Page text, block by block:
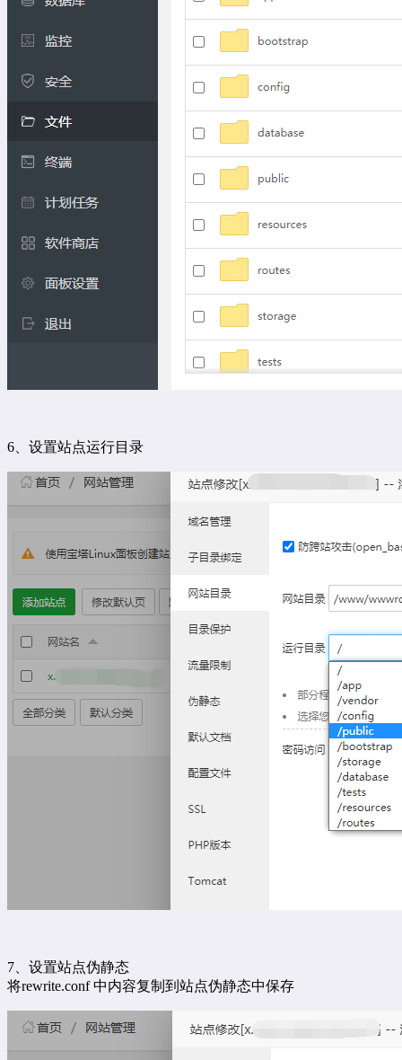
6、设置站点运行目录
7、设置站点伪静态
将rewrite.conf 中内容复制到站点伪静态中保存